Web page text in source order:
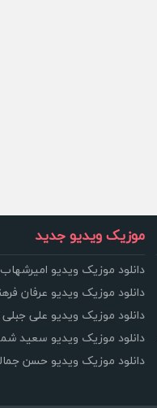
موزیک ویدیو جدید
دانلود موزیک ویدیو
دانلود موزیک ویدیو عرفان
دانلود موزیک ویدیو علی جبلی
دانلود موزیک ویدیو سعید
دانلود موزیک ویدیو حسن